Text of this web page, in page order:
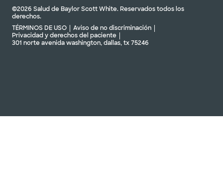
©2026 Salud de Baylor Scott White. Reservados todos los
derechos.
TÉRMINOS DE USO
Aviso de no discriminación
Privacidad y derechos del paciente
301 norte avenida washington, dallas, tx 75246